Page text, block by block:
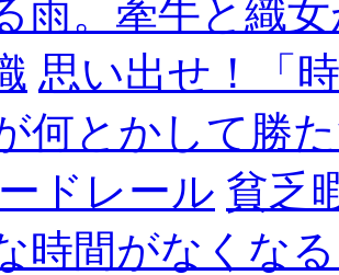
雨。牽牛と織
思い出せ！「
何とかして勝
ドレール 貧乏
時間がなくな